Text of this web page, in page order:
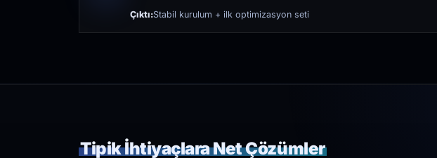
Çıktı:Stabil kurulum + ilk optimizasyon seti
Tipik İhtiyaçlara Net Çözümler